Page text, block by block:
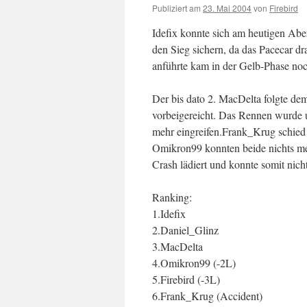
Publiziert am 23. Mai 2004von Firebird
Idefix konnte sich am heutigen
den Sieg sichern, da das Pacecar
anführte kam in der Gelb-Phase
Der bis dato 2. MacDelta folgte
vorbeigereicht. Das Rennen
mehr eingreifen.Frank_Krug
Omikron99 konnten beide nichts
Crash lädiert und konnte somit
Ranking:
1.Idefix
2.Daniel_Glinz
3.MacDelta
4.Omikron99 (-2L)
5.Firebird (-3L)
6.Frank_Krug (Accident)